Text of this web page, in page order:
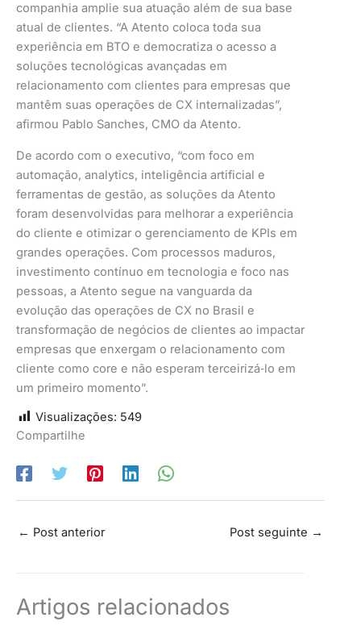
companhia amplie sua atuação além de sua base
atual de clientes. “A Atento coloca toda sua
experiência em BTO e democratiza o acesso a
soluções tecnológicas avançadas em
relacionamento com clientes para empresas que
mantêm suas operações de CX internalizadas”,
afirmou Pablo Sanches, CMO da Atento.
De acordo com o executivo, “com foco em
automação, analytics, inteligência artificial e
ferramentas de gestão, as soluções da Atento
foram desenvolvidas para melhorar a experiência
do cliente e otimizar o gerenciamento de KPIs em
grandes operações. Com processos maduros,
investimento contínuo em tecnologia e foco nas
pessoas, a Atento segue na vanguarda da
evolução das operações de CX no Brasil e
transformação de negócios de clientes ao impactar
empresas que enxergam o relacionamento com
cliente como core e não esperam terceirizá‑lo em
um primeiro momento”.
Visualizações: 549
Compartilhe
← Post anterior Post seguinte →
Artigos relacionados